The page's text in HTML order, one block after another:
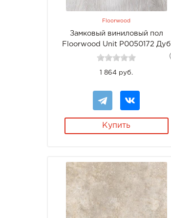
Floorwood
Замковый виниловый пол
Floorwood Unit Р0050172 Дуб
Алтей
1 864 руб.
Купить